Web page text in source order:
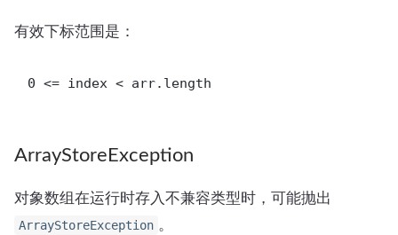
有效下标范围是：
ArrayStoreException
对象数组在运行时存入不兼容类型时，可能抛出
ArrayStoreException 。